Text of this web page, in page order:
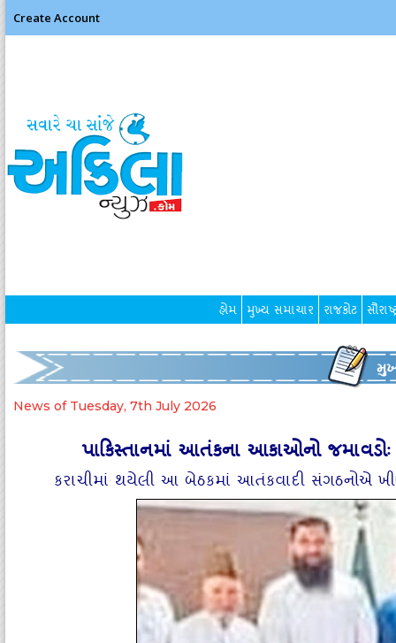
Create Account
હોમ મુખ્ય સમાચાર રાજકોટ
News of Tuesday, 7th July 2026
પાકિસ્‍તાનમાં આતંકના આકાઓનો
કરાચીમાં થયેલી આ બેઠકમાં આતંકવાદી સંગઠનોએ